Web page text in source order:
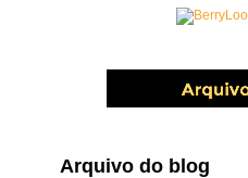
Arquivo do blog